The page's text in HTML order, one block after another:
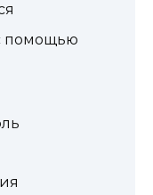
помощью